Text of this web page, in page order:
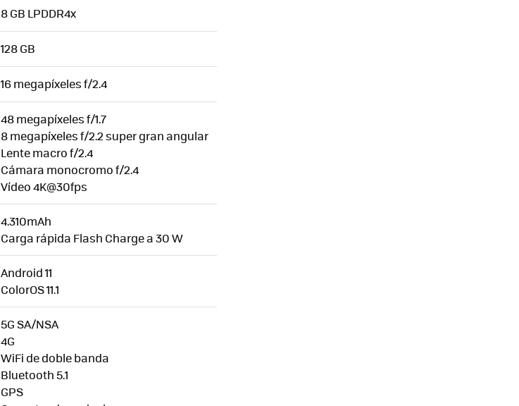
8 GB LPDDR4x
128 GB
16 megapíxeles f/2.4
48 megapíxeles f/1.7
8 megapíxeles f/2.2 super gran angular
Lente macro f/2.4
Cámara monocromo f/2.4
Vídeo 4K@30fps
4.310mAh
Carga rápida Flash Charge a 30 W
Android 11
ColorOS 11.1
5G SA/NSA
4G
WiFi de doble banda
Bluetooth 5.1
GPS